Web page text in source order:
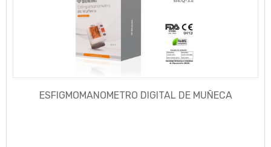
ESFIGMOMANOMETRO DIGITAL DE MUÑECA